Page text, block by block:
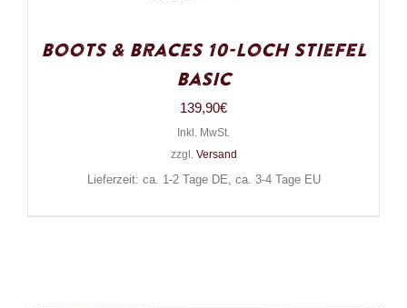
Boots & Braces 10-Loch Stiefel
Basic
139,90€
Inkl. MwSt.
zzgl. Versand
Lieferzeit: ca. 1-2 Tage DE, ca. 3-4 Tage EU